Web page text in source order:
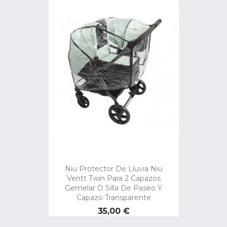
Niu Protector De Lluvia Niu
Ventt Twin Para 2 Capazos
Gemelar O Silla De Paseo Y
Capazo Transparente
Precio
35,00 €